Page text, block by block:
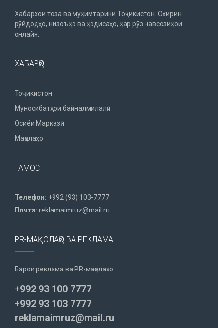
Хабархои тоза ва муҳимтарини Тоҷикистон. Охирин
рӯйдодҳо, низоъҳо ва ҳодисаҳо, ҳар рӯз навсозиҳои
онлайн.
ХАБАРҲО
Тоҷикистон
Муносибатҳои байналмилалӣ
Осиёи Марказӣ
Мақолаҳо
ТАМОС
Телефон: +992 (93) 103-7777
Почта: reklamaimruz@mail.ru
PR-МАҚОЛАҲО ВА РЕКЛАМА
Барои реклама ва PR-мақолаҳо:
+992 93 100 7777
+992 93 103 7777
reklamaimruz@mail.ru